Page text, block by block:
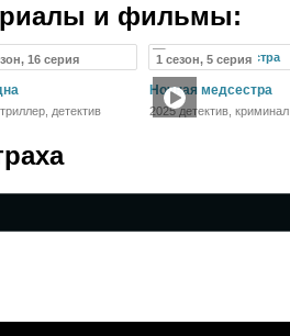
и фильмы:
16 серия
детектив
1 сезон, 5 серия
Ночная медсестра
2025 детектив, криминал